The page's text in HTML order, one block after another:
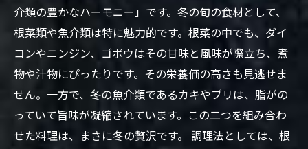
介類の豊かなハーモニー」です。冬の旬の食材として、
根菜類や魚介類は特に魅力的です。根菜の中でも、ダイ
コンやニンジン、ゴボウはその甘味と風味が際立ち、煮
物や汁物にぴったりです。その栄養価の高さも見逃せま
せん。一方で、冬の魚介類であるカキやブリは、脂がの
っていて旨味が凝縮されています。この二つを組み合わ
せた料理は、まさに冬の贅沢です。 調理法としては、根